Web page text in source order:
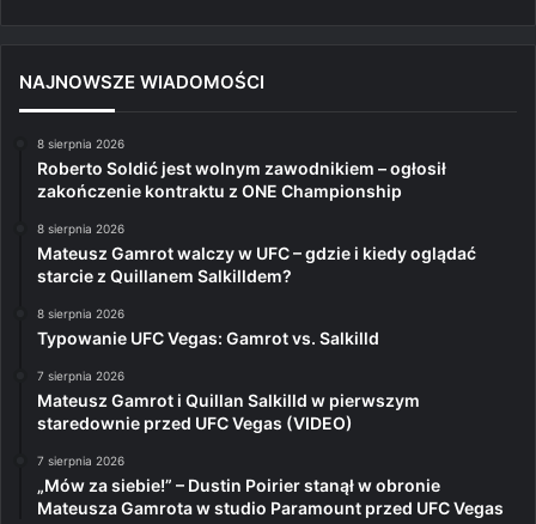
NAJNOWSZE WIADOMOŚCI
8 sierpnia 2026
Roberto Soldić jest wolnym zawodnikiem – ogłosił
zakończenie kontraktu z ONE Championship
8 sierpnia 2026
Mateusz Gamrot walczy w UFC – gdzie i kiedy oglądać
starcie z Quillanem Salkilldem?
8 sierpnia 2026
Typowanie UFC Vegas: Gamrot vs. Salkilld
7 sierpnia 2026
Mateusz Gamrot i Quillan Salkilld w pierwszym
staredownie przed UFC Vegas (VIDEO)
7 sierpnia 2026
„Mów za siebie!” – Dustin Poirier stanął w obronie
Mateusza Gamrota w studio Paramount przed UFC Vegas